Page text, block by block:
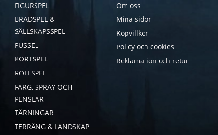
FIGURSPEL
BRÄDSPEL &
SÄLLSKAPSSPEL
PUSSEL
KORTSPEL
ROLLSPEL
FÄRG, SPRAY OCH
PENSLAR
TÄRNINGAR
TERRÄNG & LANDSKAP
Om oss
Mina sidor
Köpvillkor
Policy och cookies
Reklamation och retur